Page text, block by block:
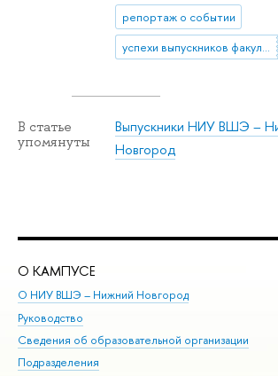
репортаж о событии
успехи выпускников факультета экономики
В статье
упомянуты
Выпускники НИУ ВШЭ –
Новгород
О КАМПУСЕ
О НИУ ВШЭ – Нижний Новгород
Руководство
Сведения об образовательной организации
Подразделения